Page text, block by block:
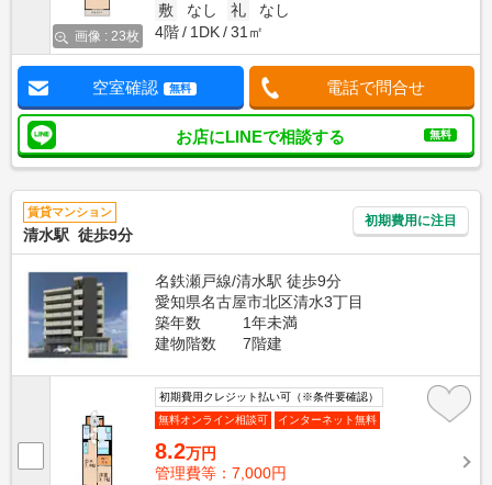
画像 : 23枚
敷
なし 礼
なし
4階
1DK 31㎡
空室確認 無料 電話で問合せ
お店にLINEで相談する 無料
賃貸マンション
清水駅 徒歩9分
初期費用に注目
名鉄瀬戸線/清水駅 徒歩9分
愛知県名古屋市北区清水3丁目
築年数
1年未満
建物階数
7階建
初期費用クレジット払い可（※条件要確認）
無料オンライン相談可
インターネット無料
8.2万円
管理費等：7,000円